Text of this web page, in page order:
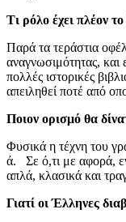
Τι ρόλο έχει πλέον
Παρά τα τεράστια
αναγνωσιμότητας, και
πολλές ιστορικές
απειληθεί ποτέ από
Ποιον ορισμό θα
Φυσικά η τέχνη του
ά. Σε ό,τι με αφορά,
απλά, κλασικά και
Γιατί οι Έλληνες